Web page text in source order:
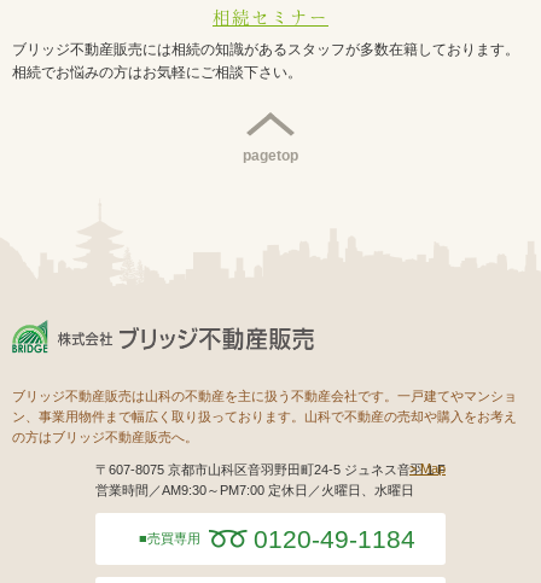
相続セミナー
ブリッジ不動産販売には相続の知識があるスタッフが多数在籍しております。
相続でお悩みの方はお気軽にご相談下さい。
pagetop
ブリッジ不動産販売は山科の不動産を主に扱う不動産会社です。一戸建てやマンショ
ン、事業用物件まで幅広く取り扱っております。山科で不動産の売却や購入をお考え
の方はブリッジ不動産販売へ。
Map
〒607-8075 京都市山科区音羽野田町24-5 ジュネス音羽１F
営業時間／AM9:30～PM7:00 定休日／火曜日、水曜日
売買専用 0120-49-1184